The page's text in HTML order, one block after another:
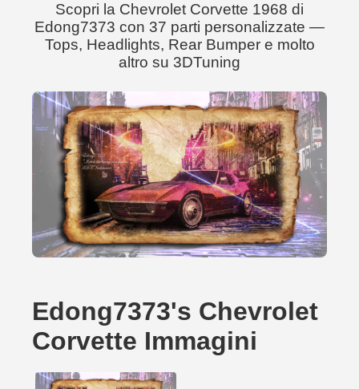
Scopri la Chevrolet Corvette 1968 di
Edong7373 con 37 parti personalizzate —
Tops, Headlights, Rear Bumper e molto
altro su 3DTuning
Edong7373's Chevrolet
Corvette Immagini